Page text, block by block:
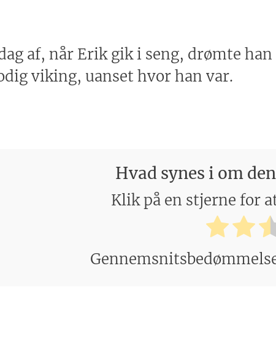
af, når Erik gik i seng, drømte
viking, uanset hvor han var.
Hvad synes i om
Klik på en stjerne for